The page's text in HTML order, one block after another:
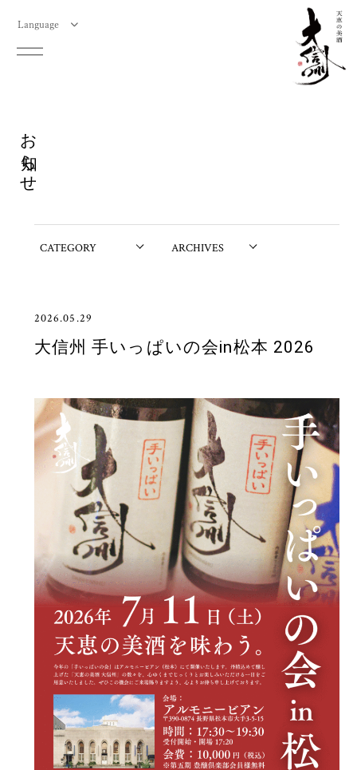
Language
お知らせ
2026.05.29
大信州 手いっぱいの会in松本 2026